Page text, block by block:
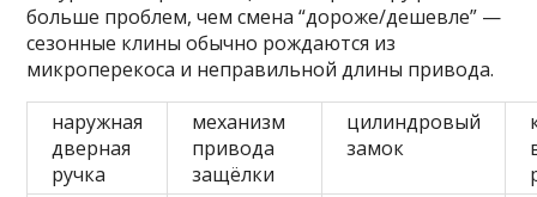
больше проблем, чем смена “дороже/дешевле” —
сезонные клины обычно рождаются из
микроперекоса и неправильной длины привода.
наружная
дверная
ручка
механизм
привода
защёлки
цилиндровый
замок